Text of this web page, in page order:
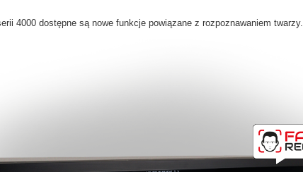
4000 dostępne są nowe funkcje powiązane z rozpoznawaniem twarzy.